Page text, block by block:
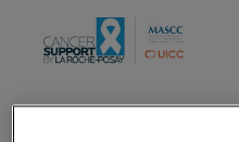
Les soins de support